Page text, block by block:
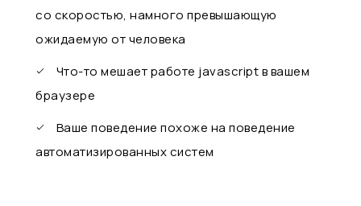
со скоростью, намного превышающую
ожидаемую от человека
Что-то мешает работе javascript в вашем
браузере
Ваше поведение похоже на поведение
автоматизированных систем